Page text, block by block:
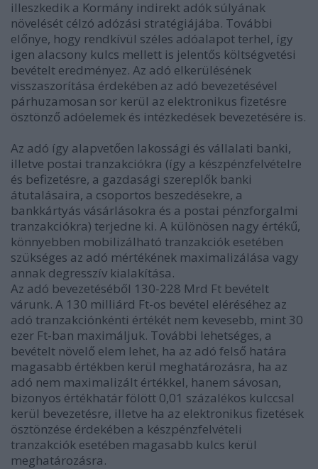
illeszkedik a Kormány indirekt adók súlyának
növelését célzó adózási stratégiájába. További
előnye, hogy rendkívül széles adóalapot terhel, így
igen alacsony kulcs mellett is jelentős költségvetési
bevételt eredményez. Az adó elkerülésének
visszaszorítása érdekében az adó bevezetésével
párhuzamosan sor kerül az elektronikus fizetésre
ösztönző adóelemek és intézkedések bevezetésére is.
Az adó így alapvetően lakossági és vállalati banki,
illetve postai tranzakciókra (így a készpénzfelvételre
és befizetésre, a gazdasági szereplők banki
átutalásaira, a csoportos beszedésekre, a
bankkártyás vásárlásokra és a postai pénzforgalmi
tranzakciókra) terjedne ki. A különösen nagy értékű,
könnyebben mobilizálható tranzakciók esetében
szükséges az adó mértékének maximalizálása vagy
annak degresszív kialakítása.
Az adó bevezetéséből 130-228 Mrd Ft bevételt
várunk. A 130 milliárd Ft-os bevétel eléréséhez az
adó tranzakciónkénti értékét nem kevesebb, mint 30
ezer Ft-ban maximáljuk. További lehetséges, a
bevételt növelő elem lehet, ha az adó felső határa
magasabb értékben kerül meghatározásra, ha az
adó nem maximalizált értékkel, hanem sávosan,
bizonyos értékhatár fölött 0,01 százalékos kulccsal
kerül bevezetésre, illetve ha az elektronikus fizetések
ösztönzése érdekében a készpénzfelvételi
tranzakciók esetében magasabb kulcs kerül
meghatározásra.